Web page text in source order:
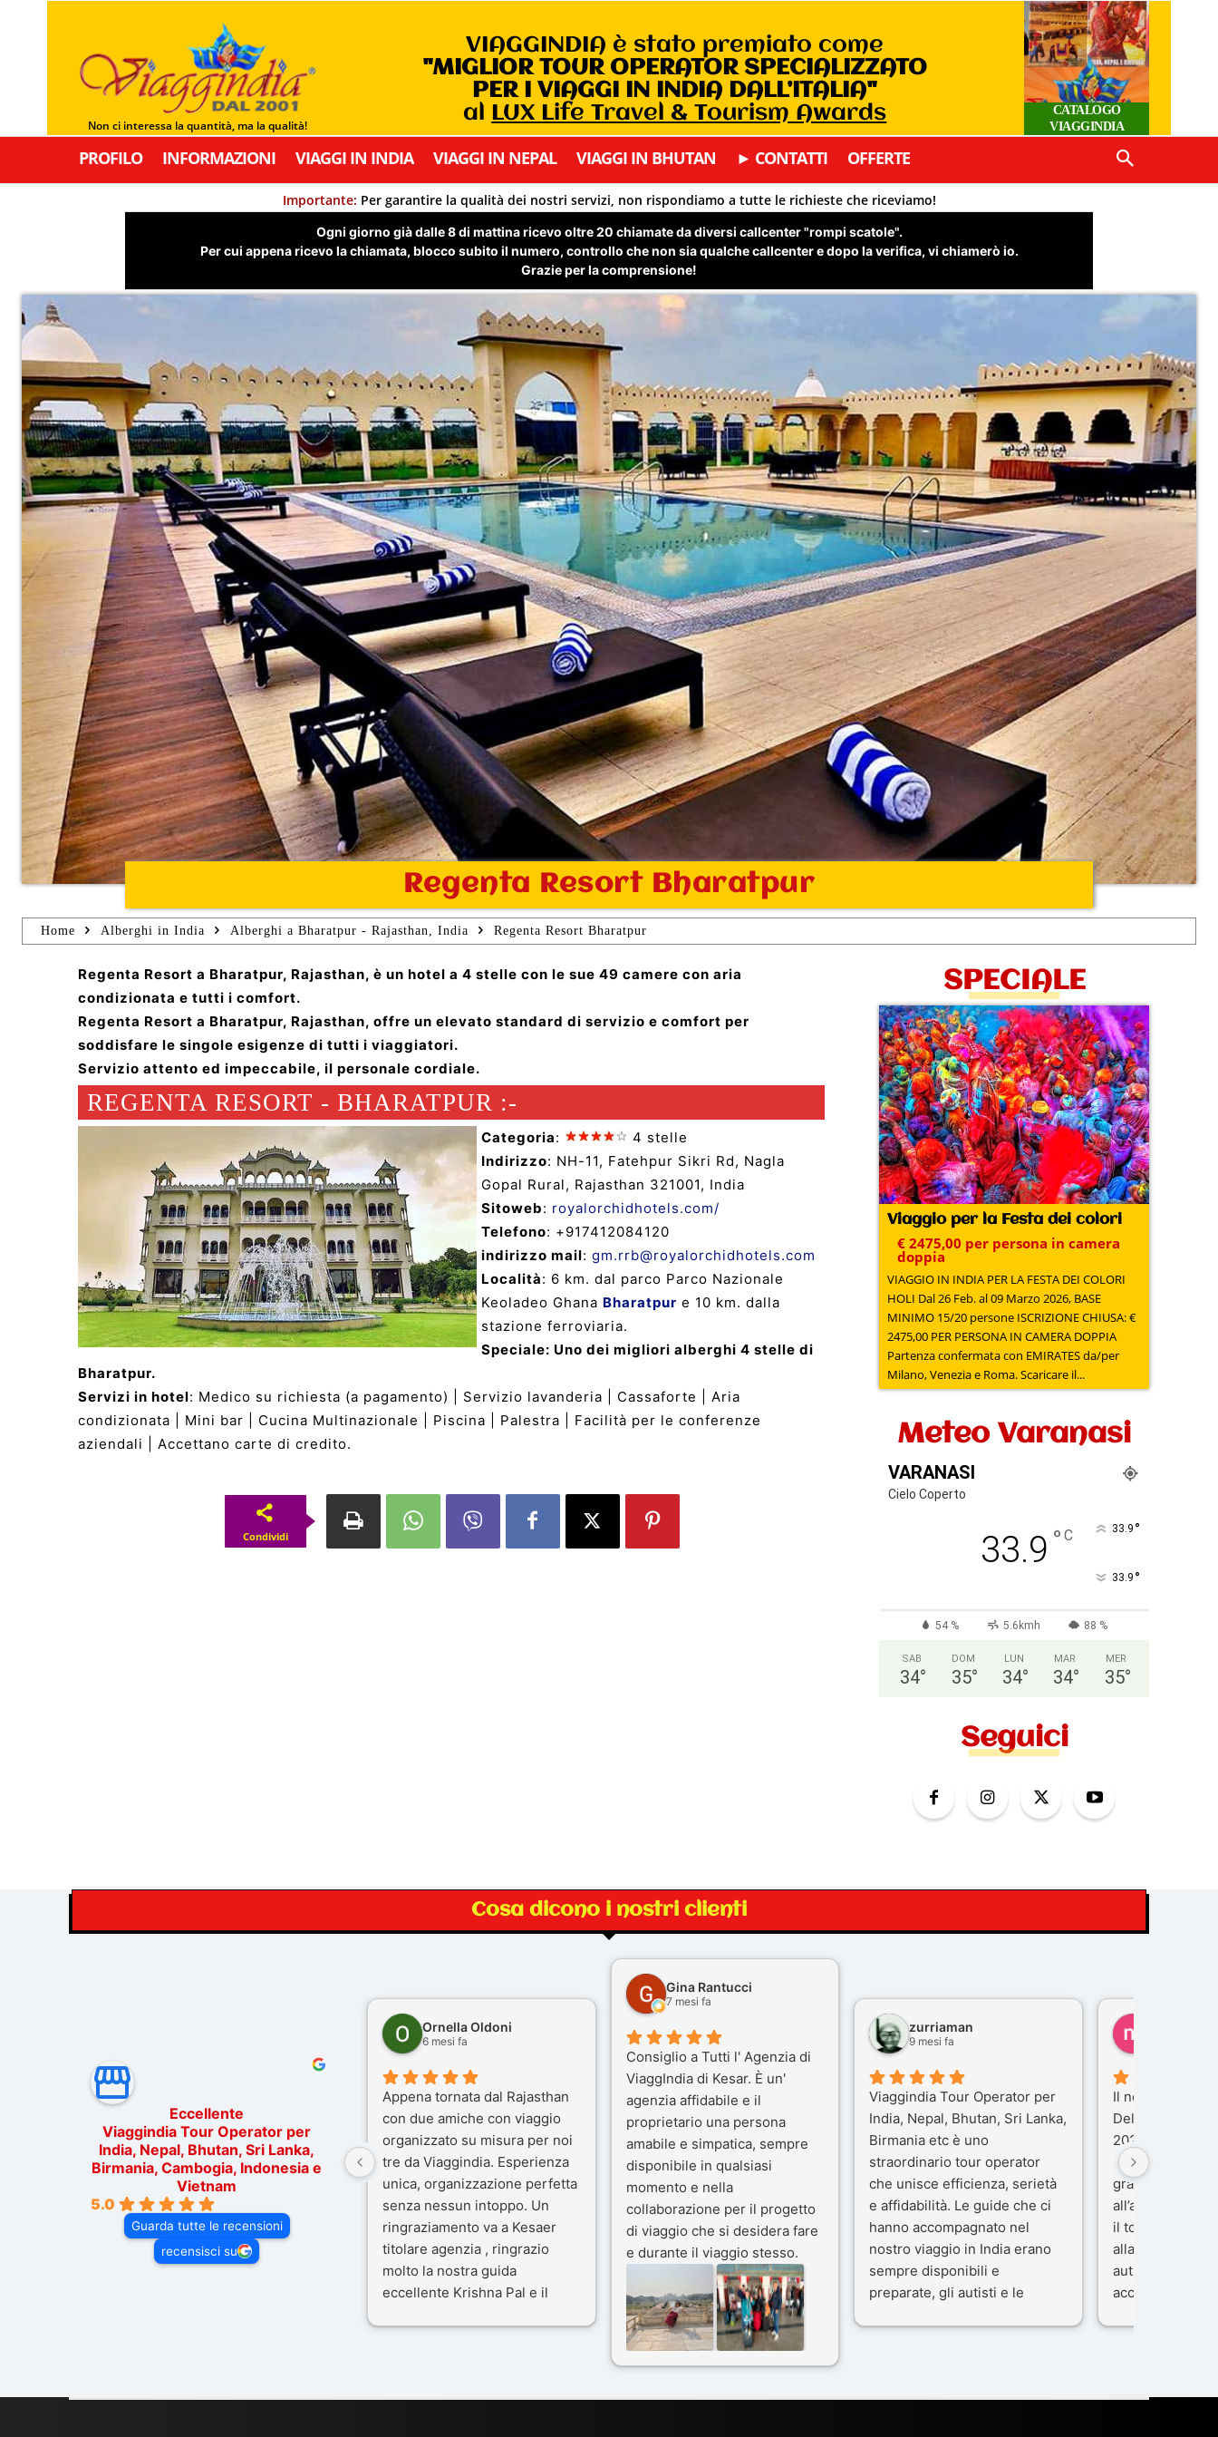
Non ci interessa la quantità, ma la qualità!
VIAGGINDIA è stato premiato come
"MIGLIOR TOUR OPERATOR SPECIALIZZATO
PER I VIAGGI IN INDIA DALL’ITALIA"
al LUX Life Travel & Tourism Awards
CATALOGO
VIAGGINDIA
PROFILO INFORMAZIONI VIAGGI IN INDIA VIAGGI IN NEPAL VIAGGI IN BHUTAN ► CONTATTI OFFERTE
Importante: Per garantire la qualità dei nostri servizi, non rispondiamo a tutte le richieste che riceviamo!
Ogni giorno già dalle 8 di mattina ricevo oltre 20 chiamate da diversi callcenter "rompi scatole".
Per cui appena ricevo la chiamata, blocco subito il numero, controllo che non sia qualche callcenter e dopo la verifica, vi chiamerò io.
Grazie per la comprensione!
Regenta Resort Bharatpur
Home Alberghi in India Alberghi a Bharatpur - Rajasthan, India Regenta Resort Bharatpur
Regenta Resort a Bharatpur, Rajasthan, è un hotel a 4 stelle con le sue 49 camere con aria
condizionata e tutti i comfort.
Regenta Resort a Bharatpur, Rajasthan, offre un elevato standard di servizio e comfort per
soddisfare le singole esigenze di tutti i viaggiatori.
Servizio attento ed impeccabile, il personale cordiale.
REGENTA RESORT - BHARATPUR :-
Categoria:
4 stelle
Indirizzo: NH-11, Fatehpur Sikri Rd, Nagla
Gopal Rural, Rajasthan 321001, India
Sitoweb: royalorchidhotels.com/
Telefono: +917412084120
indirizzo mail: gm.rrb@royalorchidhotels.com
Località: 6 km. dal parco Parco Nazionale
Keoladeo Ghana Bharatpur e 10 km. dalla
stazione ferroviaria.
Speciale: Uno dei migliori alberghi 4 stelle di
Bharatpur.
Servizi in hotel: Medico su richiesta (a pagamento) | Servizio lavanderia | Cassaforte | Aria
condizionata | Mini bar | Cucina Multinazionale | Piscina | Palestra | Facilità per le conferenze
aziendali | Accettano carte di credito.
Condividi
SPECIALE
Viaggio per la Festa dei colori
€ 2475,00 per persona in camera
doppia
VIAGGIO IN INDIA PER LA FESTA DEI COLORI
HOLI Dal 26 Feb. al 09 Marzo 2026, BASE
MINIMO 15/20 persone ISCRIZIONE CHIUSA: €
2475,00 PER PERSONA IN CAMERA DOPPIA
Partenza confermata con EMIRATES da/per
Milano, Venezia e Roma. Scaricare il...
Meteo Varanasi
VARANASI
Cielo Coperto
33.9 ° C 33.9 °
33.9 °
54 % 5.6kmh 88 %
SAB
34°
DOM
35°
LUN
34°
MAR
34°
MER
35°
Seguici
Cosa dicono i nostri clienti
Eccellente
Viaggindia Tour Operator per
India, Nepal, Bhutan, Sri Lanka,
Birmania, Cambogia, Indonesia e
Vietnam
5.0
Guarda tutte le recensioni
recensisci su
Ornella Oldoni
6 mesi fa
Appena tornata dal Rajasthan
con due amiche con viaggio
organizzato su misura per noi
tre da Viaggindia. Esperienza
unica, organizzazione perfetta
senza nessun intoppo. Un
ringraziamento va a Kesaer
titolare agenzia , ringrazio
molto la nostra guida
eccellente Krishna Pal e il
consiglio questa agenzia
Gina Rantucci
7 mesi fa
Consiglio a Tutti l' Agenzia di
ViaggIndia di Kesar. È un'
agenzia affidabile e il
proprietario una persona
amabile e simpatica, sempre
disponibile in qualsiasi
momento e nella
collaborazione per il progetto
di viaggio che si desidera fare
e durante il viaggio stesso.
Siamo stati 3 settimane in
India a novembre 2025, 5
amici e il viaggio alla scoperta
del Rajasthan e Varanasi è
stato bellissimo: grazie alla
ai servizi dell' Agenzia con
zurriaman
9 mesi fa
Viaggindia Tour Operator per
India, Nepal, Bhutan, Sri Lanka,
Birmania etc è uno
straordinario tour operator
che unisce efficienza, serietà
e affidabilità. Le guide che ci
hanno accompagnato nel
nostro viaggio in India erano
sempre disponibili e
preparate, gli autisti e le
livello e di grande
Il nostro
Delhi e
2025), è stata
che porteremo
gran parte del
all’agenzia che
il tour con cura
alla nostra
autista che ci
accompagnati